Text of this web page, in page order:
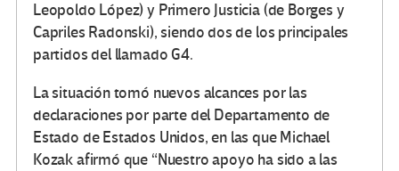
Leopoldo López) y Primero Justicia (de Borges y
Capriles Radonski), siendo dos de los principales
partidos del llamado G4.
La situación tomó nuevos alcances por las
declaraciones por parte del Departamento de
Estado de Estados Unidos, en las que Michael
Kozak afirmó que “Nuestro apoyo ha sido a las